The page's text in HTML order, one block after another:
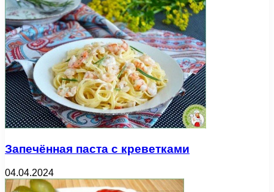
Запечённая паста с креветками
04.04.2024